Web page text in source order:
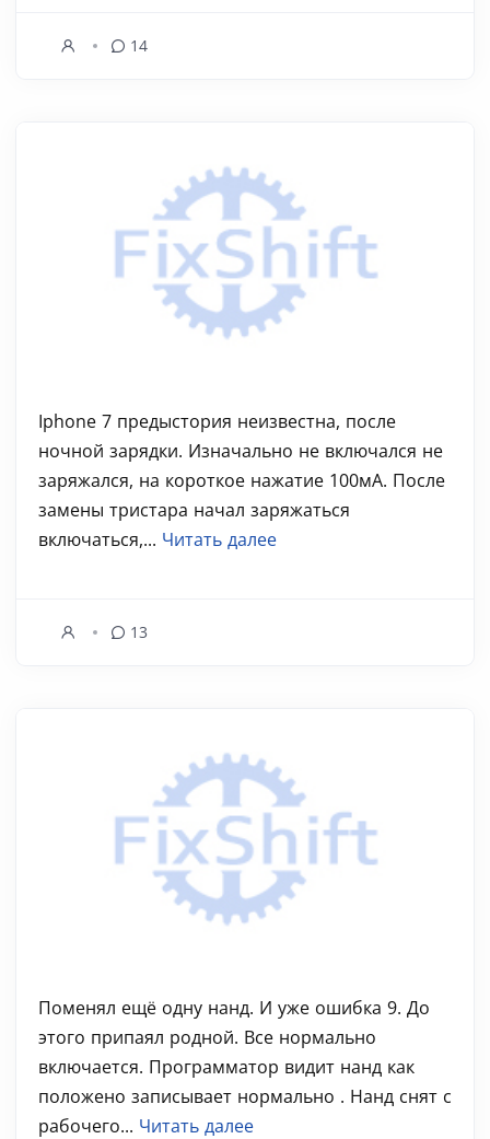
14
Iphone 7 предыстория неизвестна, после
ночной зарядки. Изначально не включался не
заряжался, на короткое нажатие 100мА. После
замены тристара начал заряжаться
включаться,... Читать далее
13
Поменял ещё одну нанд. И уже ошибка 9. До
этого припаял родной. Все нормально
включается. Программатор видит нанд как
положено записывает нормально . Нанд снят с
рабочего... Читать далее